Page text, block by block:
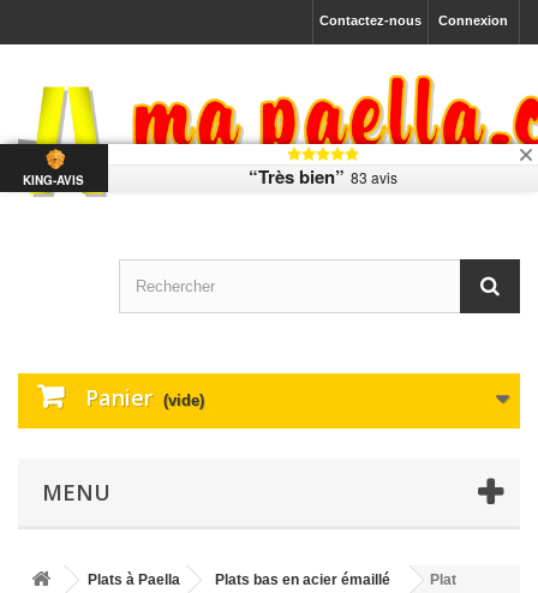
Connexion
Contactez-nous
Panier (vide)
MENU
Plats à Paella Plats bas en acier émaillé
Plat
KING-AVIS “Très bien” 83 avis